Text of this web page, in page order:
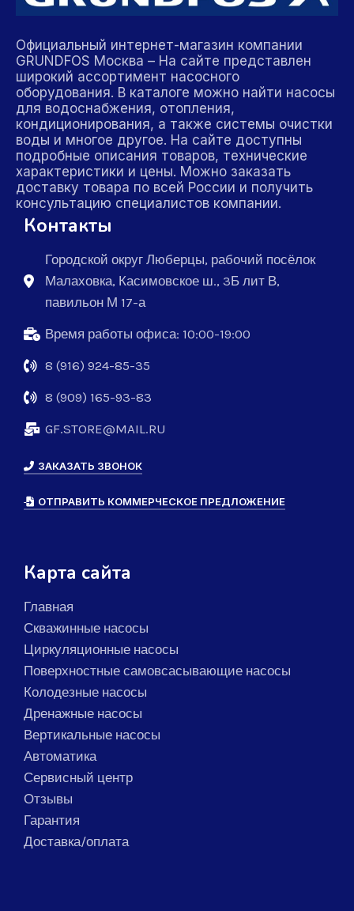
Официальный интернет-магазин компании
GRUNDFOS Москва – На сайте представлен
широкий ассортимент насосного
оборудования. В каталоге можно найти насосы
для водоснабжения, отопления,
кондиционирования, а также системы очистки
воды и многое другое. На сайте доступны
подробные описания товаров, технические
характеристики и цены. Можно заказать
доставку товара по всей России и получить
консультацию специалистов компании.
Контакты
Городской округ Люберцы, рабочий посёлок
Малаховка, Касимовское ш., 3Б лит В,
павильон М 17-а
Время работы офиса: 10:00-19:00
8 (916) 924-85-35
8 (909) 165-93-83
GF.STORE@MAIL.RU
ЗАКАЗАТЬ ЗВОНОК
ОТПРАВИТЬ КОММЕРЧЕСКОЕ ПРЕДЛОЖЕНИЕ
Карта сайта
Главная
Скважинные насосы
Циркуляционные насосы
Поверхностные самовсасывающие насосы
Колодезные насосы
Дренажные насосы
Вертикальные насосы
Автоматика
Сервисный центр
Отзывы
Гарантия
Доставка/оплата